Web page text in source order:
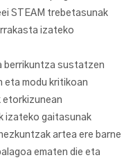
STEAM trebetasunak
izateko
berrikuntza sustatzen
eta modu kritikoan
etorkizunean
izateko gaitasunak
artea ere barne
ematen die eta